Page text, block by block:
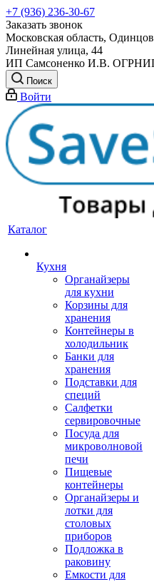
+7 (936) 236-30-67
Заказать звонок
Московская область,
Линейная улица, 44
ИП Самсоненко И.В.
Поиск
Войти
Каталог
Кухня
Органайзеры
для кухни
Корзины для
хранения
Контейнеры в
холодильник
Банки для
хранения
Подставки для
специй
Салфетки
сервировочные
Посуда для
микроволновой
печи
Пищевые
контейнеры
Органайзеры и
лотки для
столовых
приборов
Подложка в
раковину
Емкости для